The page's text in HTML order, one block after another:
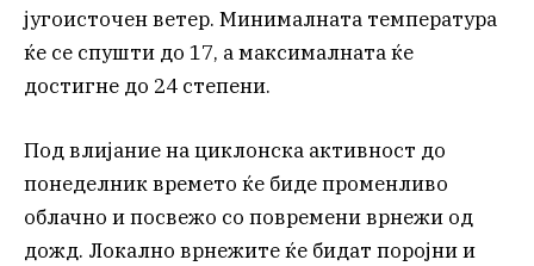
југоисточен ветер. Минималната температура
ќе се спушти до 17, а максималната ќе
достигне до 24 степени.
Под влијание на циклонска активност до
понеделник времето ќе биде променливо
облачно и посвежо со повремени врнежи од
дожд. Локално врнежите ќе бидат поројни и